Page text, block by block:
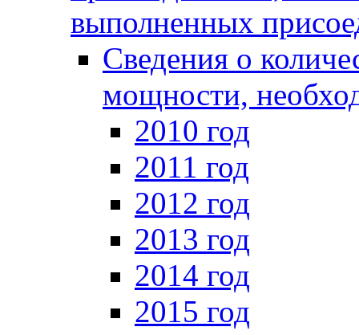
выполненных
Сведения о
мощности,
2010 год
2011 год
2012 год
2013 год
2014 год
2015 год